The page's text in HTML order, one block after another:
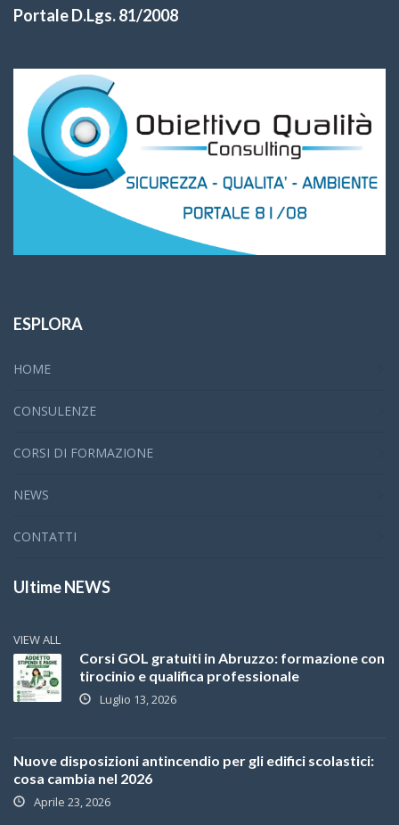
Portale D.Lgs. 81/2008
ESPLORA
HOME
CONSULENZE
CORSI DI FORMAZIONE
NEWS
CONTATTI
Ultime NEWS
VIEW ALL
Corsi GOL gratuiti in Abruzzo: formazione con
tirocinio e qualifica professionale
Luglio 13, 2026
Nuove disposizioni antincendio per gli edifici scolastici:
cosa cambia nel 2026
Aprile 23, 2026